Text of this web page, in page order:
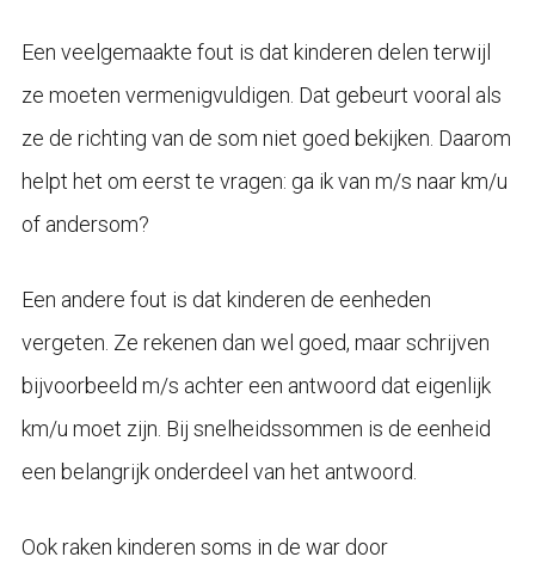
Een veelgemaakte fout is dat kinderen delen terwijl
ze moeten vermenigvuldigen. Dat gebeurt vooral als
ze de richting van de som niet goed bekijken. Daarom
helpt het om eerst te vragen: ga ik van m/s naar km/u
of andersom?
Een andere fout is dat kinderen de eenheden
vergeten. Ze rekenen dan wel goed, maar schrijven
bijvoorbeeld m/s achter een antwoord dat eigenlijk
km/u moet zijn. Bij snelheidssommen is de eenheid
een belangrijk onderdeel van het antwoord.
Ook raken kinderen soms in de war door